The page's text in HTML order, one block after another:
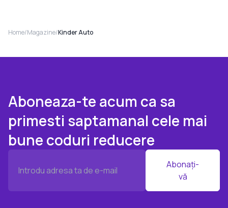
Home/Magazine/Kinder Auto
Aboneaza-te acum ca sa
primesti saptamanal cele mai
bune coduri reducere
Abonați-
vă